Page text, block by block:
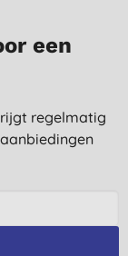
lang fris te
een
regelmatig